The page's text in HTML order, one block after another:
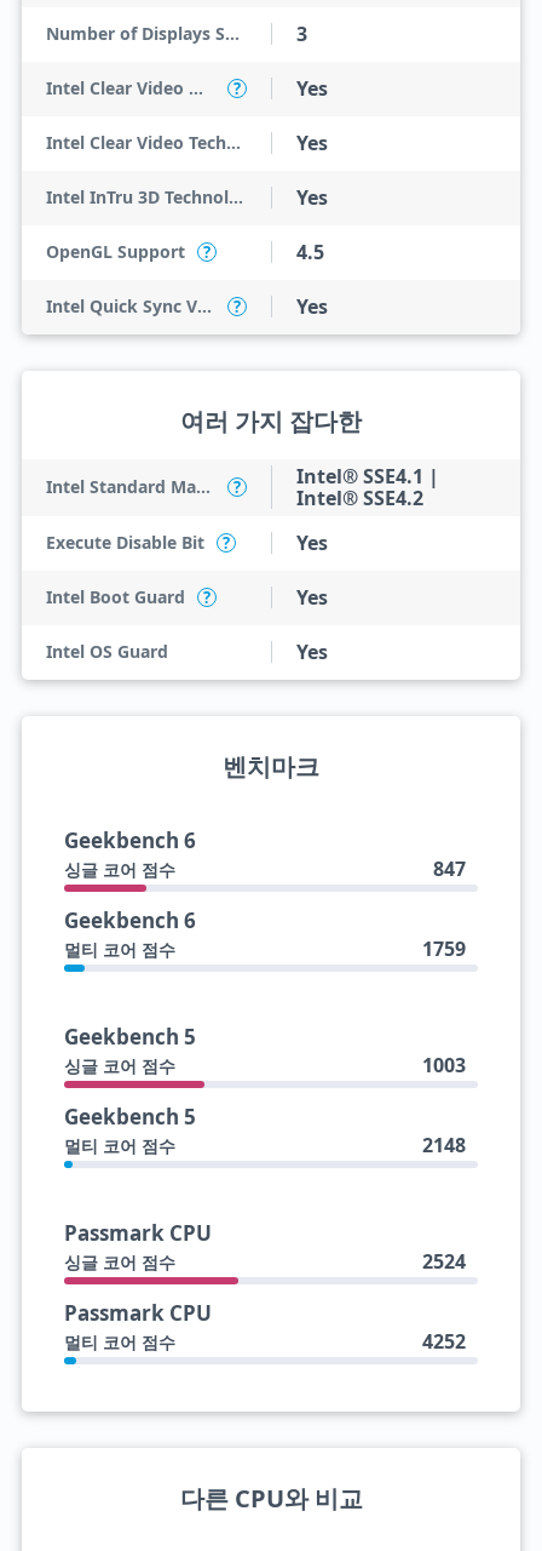
Number of Displays Supported 3
Intel Clear Video HD Technology ? Yes
Intel Clear Video Technology Yes
Intel InTru 3D Technology Yes
OpenGL Support ? 4.5
Intel Quick Sync Video ? Yes
여러 가지 잡다한
Intel Standard Manageability (ISM) ?
Intel® SSE4.1 |
Intel® SSE4.2
Execute Disable Bit ? Yes
Intel Boot Guard ? Yes
Intel OS Guard Yes
벤치마크
Geekbench 6
싱글 코어 점수 847
Geekbench 6
멀티 코어 점수 1759
Geekbench 5
싱글 코어 점수 1003
Geekbench 5
멀티 코어 점수 2148
Passmark CPU
싱글 코어 점수 2524
Passmark CPU
멀티 코어 점수 4252
다른 CPU와 비교